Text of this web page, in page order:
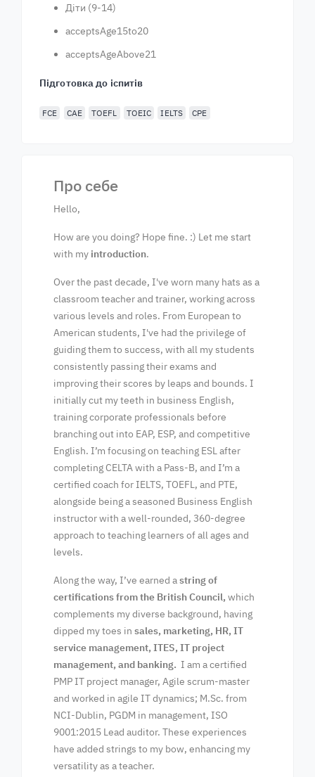
Діти (9-14)
acceptsAge15to20
acceptsAgeAbove21
Підготовка до іспитів
FCE CAE TOEFL TOEIC IELTS CPE
Про себе
Hello,
How are you doing? Hope fine. :) Let me start
with my introduction.
Over the past decade, I've worn many hats as a
classroom teacher and trainer, working across
various levels and roles. From European to
American students, I've had the privilege of
guiding them to success, with all my students
consistently passing their exams and
improving their scores by leaps and bounds. I
initially cut my teeth in business English,
training corporate professionals before
branching out into EAP, ESP, and competitive
English. I’m focusing on teaching ESL after
completing CELTA with a Pass-B, and I’m a
certified coach for IELTS, TOEFL, and PTE,
alongside being a seasoned Business English
instructor with a well-rounded, 360-degree
approach to teaching learners of all ages and
levels.
Along the way, I’ve earned astring of
certifications from the British Council, which
complements my diverse background, having
dipped my toes in sales, marketing, HR, IT
service management, ITES, IT project
management, and banking. I am a certified
PMP IT project manager, Agile scrum-master
and worked in agile IT dynamics; M.Sc. from
NCI-Dublin, PGDM in management, ISO
9001:2015 Lead auditor. These experiences
have added strings to my bow, enhancing my
versatility as a teacher.